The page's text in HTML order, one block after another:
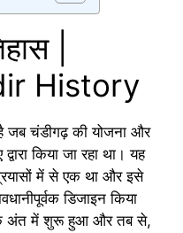
|
History
जब चंडीगढ़ की योजना और
किया जा रहा था। यह
में से एक था और इसे
डिजाइन किया
के अंत में शुरू हुआ और तब से,